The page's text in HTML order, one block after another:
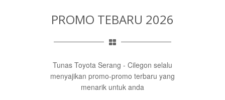
PROMO TEBARU 2026
Tunas Toyota Serang - Cilegon selalu
menyajikan promo-promo terbaru yang
menarik untuk anda